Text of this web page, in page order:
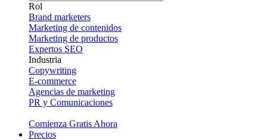
Rol
Brand marketers
Marketing de contenidos
Marketing de productos
Expertos SEO
Industria
Copywriting
E-commerce
Agencias de marketing
PR y Comunicaciones
Comienza Gratis Ahora
Precios